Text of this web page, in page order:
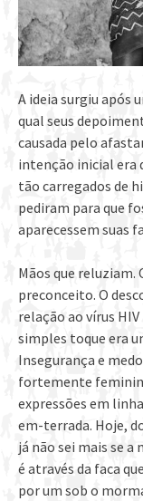
A ideia surgiu após
qual seus
causada pelo
intenção inicial era
tão carregados de
pediram para que
aparecessem suas
Mãos que reluziam.
preconceito. O
relação ao vírus
simples toque era
Insegurança e
fortemente
expressões em
em-terrada. Hoje,
já não sei mais se
é através da faca
por um sob o